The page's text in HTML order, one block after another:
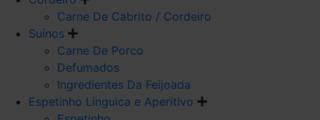
Carne De Cabrito / Cordeiro
Suínos
Carne De Porco
Defumados
Ingredientes Da Feijoada
Espetinho Linguica e Aperitivo